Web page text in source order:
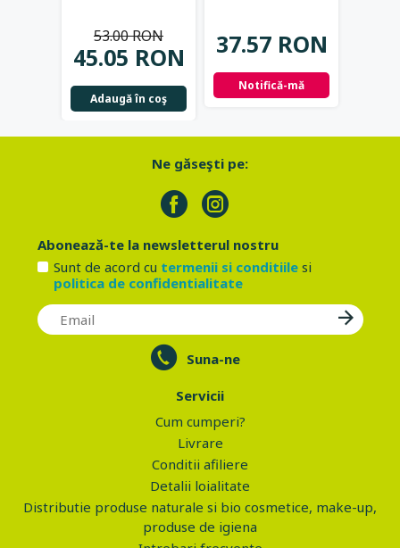
45.05 RON
53.00 RON
Adaugă în coş
37.57 RON
Notifică-mă
Ne găseşti pe:
Abonează-te la newsletterul nostru
Sunt de acord cu termenii si conditiilesi
politica de confidentialitate
Suna-ne
Servicii
Cum cumperi?
Livrare
Conditii afiliere
Detalii loialitate
Distributie produse naturale si bio cosmetice, make-up,
produse de igiena